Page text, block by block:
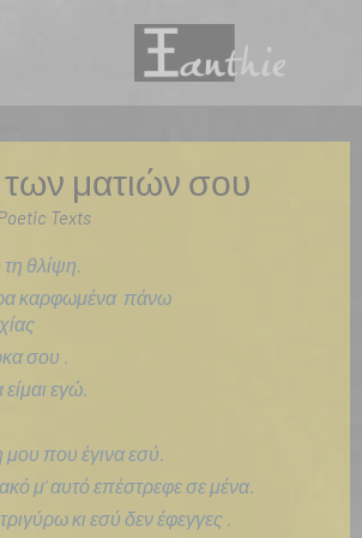
ματιών σου
Texts
θλίψη.
καρφωμένα πάνω
σου .
εγώ.
που έγινα εσύ.
μ’ αυτό επέστρεφε σε μένα.
κι εσύ δεν έφεγγες .